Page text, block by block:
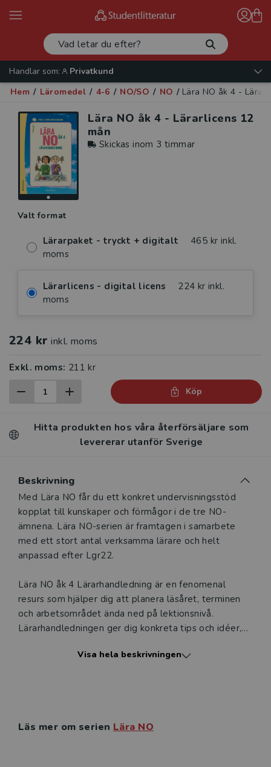
Handlar som:
Privatkund
Hem / Läromedel / 4-6 / NO/SO / NO / Lära NO åk 4 -
Lära NO åk 4 - Lärarlicens 12
mån
Skickas inom 3 timmar
Valt format
Lärarpaket - tryckt + digitalt
465 kr inkl.
moms
Lärarlicens - digital licens
224 kr inkl.
moms
224 kr inkl. moms
Exkl. moms: 211 kr
Köp
Hitta produkten hos våra återförsäljare som
levererar utanför Sverige
Beskrivning
Beskrivning
Med Lära NO får du ett konkret undervisningsstöd
kopplat till kunskaper och förmågor i de tre NO-
ämnena. Lära NO-serien är framtagen i samarbete
med ett stort antal verksamma lärare och helt
anpassad efter Lgr22.
Lära NO åk 4 Lärarhandledning är en fenomenal
resurs som hjälper dig att planera läsåret, terminen
och arbetsområdet ända ned på lektionsnivå.
Lärarhandledningen ger dig konkreta tips och idéer,
finns även facit till uppgifterna i Arbetsboken. Allt för
DIGITALA RESURSER
Visa hela beskrivningen
Läs mer om serien Lära NO